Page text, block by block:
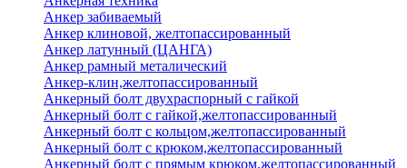
Анкер забиваемый
Анкер клиновой, желтопассированный
Анкер латунный (ЦАНГА)
Анкер рамный металический
Анкер-клин,желтопассированный
Анкерный болт двухраспорный с гайкой
Анкерный болт с гайкой,желтопассированный
Анкерный болт с кольцом,желтопассированный
Анкерный болт с крюком,желтопассированный
Анкерный болт с прямым крюком,желтопассированный